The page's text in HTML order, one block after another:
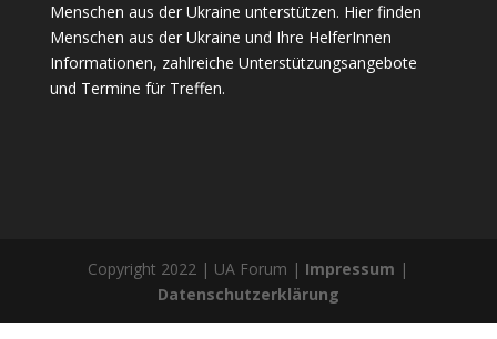
Menschen aus der Ukraine unterstützen. Hier finden
Menschen aus der Ukraine und Ihre HelferInnen
Informationen, zahlreiche Unterstützungsangebote
und Termine für Treffen.
Copyright 2022 | UA Forum | Impressum |
Datenschutzerklärung